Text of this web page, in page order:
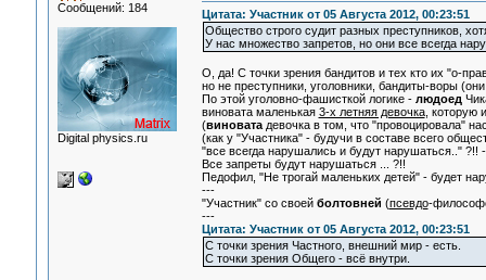
Сообщений: 184
Digital physics.ru
Цитата: Участник от 05 Августа 2012, 00:23:51
Общество строго судит разных преступников,
У нас множество запретов, но они все всегда
О, да! С точки зрения бандитов и тех кто их "о-
но не преступники, уголовники, бандиты-воры
По этой уголовно-фашисткой логике - людоед
виновата маленькая 3-х летняя девочка, которую
(виноватадевочка в том, что "провоцировала"
(как у "Участника" - будучи в составе всего
"все всегда нарушались и будут нарушаться.." ?!!
Все запреты будут нарушаться ... ?!!
Педофил, "Не трогай маленьких детей" - будет
---
"Участник" со своей болтовней (псевдо-
---
Цитата: Участник от 05 Августа 2012, 00:23:51
С точки зрения Частного, внешний мир - есть.
С точки зрения Общего - всё внутри.